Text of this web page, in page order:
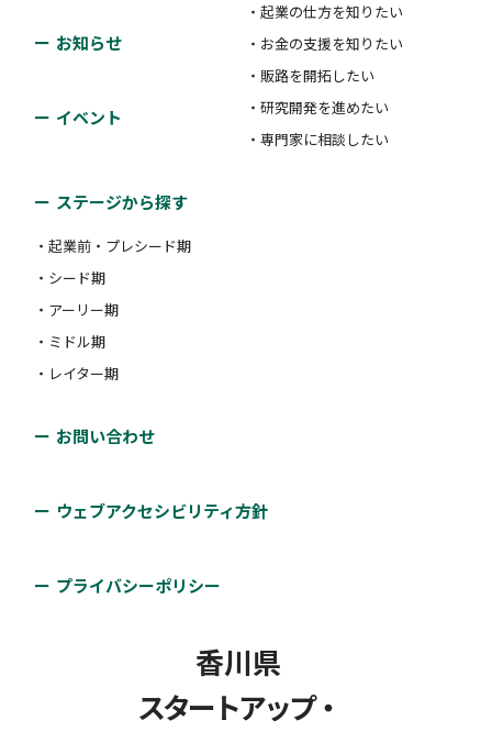
お知らせ
イベント
・起業の仕方を知りたい
・お金の支援を知りたい
・販路を開拓したい
・研究開発を進めたい
・専門家に相談したい
ステージから探す
・起業前・プレシード期
・シード期
・アーリー期
・ミドル期
・レイター期
お問い合わせ
ウェブアクセシビリティ方針
プライバシーポリシー
香川県
スタートアップ・